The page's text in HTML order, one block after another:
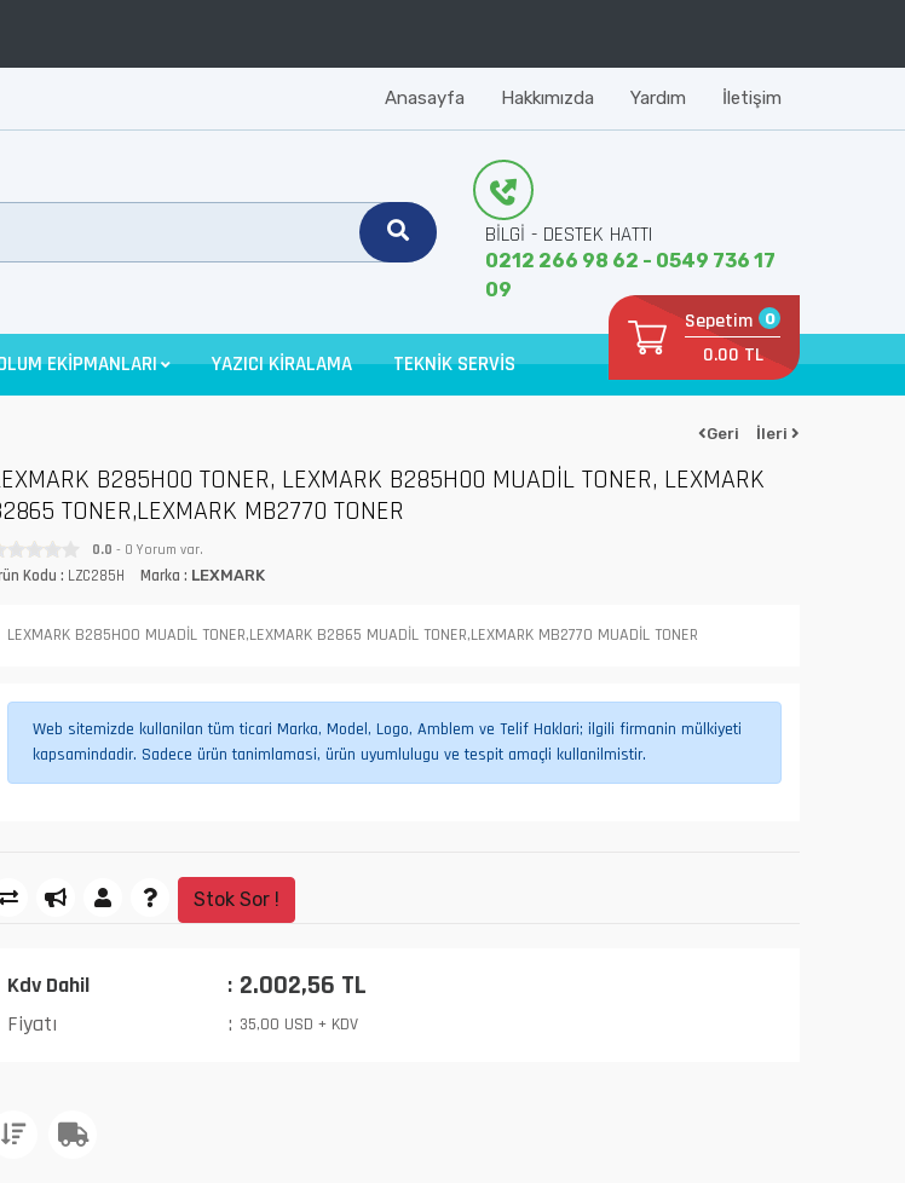
Anasayfa Hakkımızda Yardım İletişim
BİLGİ - DESTEK HATTI
0212 266 98 62 - 0549 736 17
09
Sepetim 0
0.00 TL
EKİPMANLARI YAZICI KİRALAMA TEKNİK SERVİS
Geri İleri
B285H00 TONER, LEXMARK B285H00 MUADİL TONER, LEXMARK
TONER,LEXMARK MB2770 TONER
0.0 - 0 Yorum var.
Kodu : LZC285H Marka : LEXMARK
LEXMARK B285H00 MUADİL TONER,LEXMARK B2865 MUADİL TONER,LEXMARK MB2770 MUADİL TONER
Web sitemizde kullanilan tüm ticari Marka, Model, Logo, Amblem ve Telif Haklari; ilgili firmanin mülkiyeti
kapsamindadir. Sadece ürün tanimlamasi, ürün uyumlulugu ve tespit amaçli kullanilmistir.
Stok Sor !
Kdv Dahil 2.002,56 TL
Fiyatı 35,00 USD + KDV